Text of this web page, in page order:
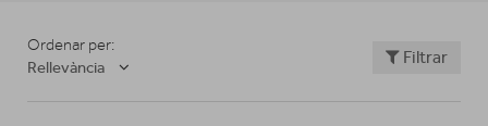
Ordenar per:
Rellevància
Filtrar